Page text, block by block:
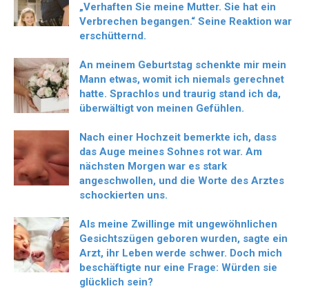
„Verhaften Sie meine Mutter. Sie hat ein
Verbrechen begangen.“ Seine Reaktion war
erschütternd.
An meinem Geburtstag schenkte mir mein
Mann etwas, womit ich niemals gerechnet
hatte. Sprachlos und traurig stand ich da,
überwältigt von meinen Gefühlen.
Nach einer Hochzeit bemerkte ich, dass
das Auge meines Sohnes rot war. Am
nächsten Morgen war es stark
angeschwollen, und die Worte des Arztes
schockierten uns.
Als meine Zwillinge mit ungewöhnlichen
Gesichtszügen geboren wurden, sagte ein
Arzt, ihr Leben werde schwer. Doch mich
beschäftigte nur eine Frage: Würden sie
glücklich sein?